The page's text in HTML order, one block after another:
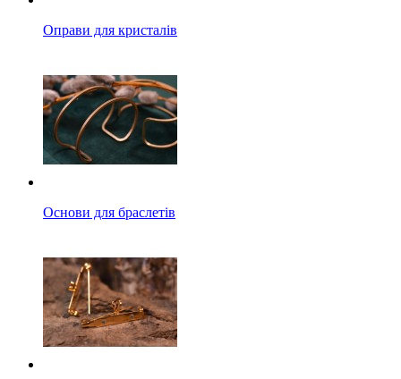
Оправи для кристалів
Основи для браслетів